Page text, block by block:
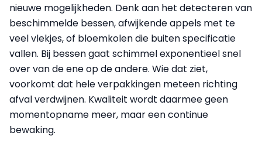
nieuwe mogelijkheden. Denk aan het detecteren van
beschimmelde bessen, afwijkende appels met te
veel vlekjes, of bloemkolen die buiten specificatie
vallen. Bij bessen gaat schimmel exponentieel snel
over van de ene op de andere. Wie dat ziet,
voorkomt dat hele verpakkingen meteen richting
afval verdwijnen. Kwaliteit wordt daarmee geen
momentopname meer, maar een continue
bewaking.